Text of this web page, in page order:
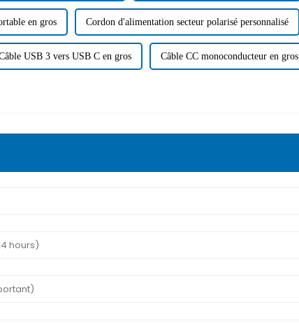
en gros Cordon d'alimentation secteur polarisé personnalisé
USB 3 vers USB C en gros Câble CC monoconducteur en gros